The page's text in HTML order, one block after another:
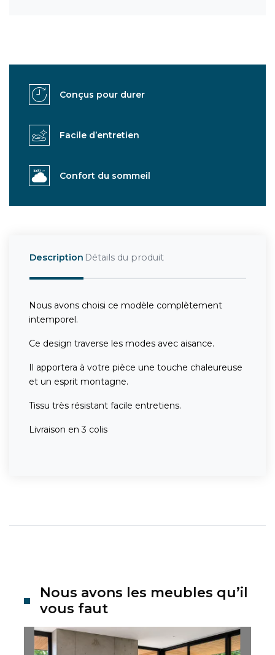
Conçus pour durer
Facile d’entretien
Confort du sommeil
Description Détails du produit
Nous avons choisi ce modèle complètement
intemporel.
Ce design traverse les modes avec aisance.
Il apportera à votre pièce une touche chaleureuse
et un esprit montagne.
Tissu très résistant facile entretiens.
Livraison en 3 colis
Nous avons les meubles qu’il
vous faut